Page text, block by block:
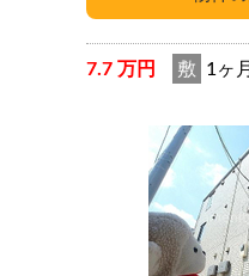
7.7 万円 敷 1ヶ月